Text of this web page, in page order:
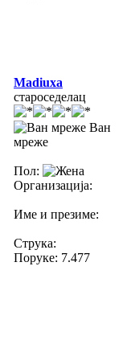
Madiuxa
староседелац
Ван
мреже
Пол:
Организација:
Име и презиме:
Струка:
Поруке: 7.477